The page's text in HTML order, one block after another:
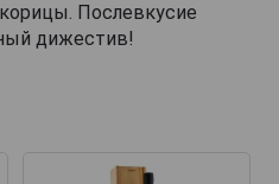
Послевкусие
дижестив!